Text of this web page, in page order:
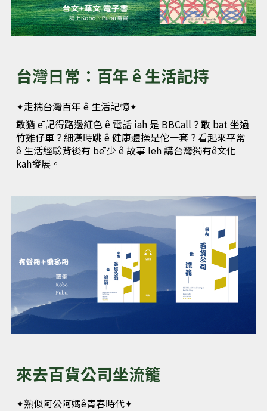
台灣日常：百年 ê 生活記持
✦走揣台灣百年 ê 生活記憶✦
敢猶 ē 記得路邊紅色 ê 電話 iah 是 BBCall？敢 bat 坐過
竹雞仔車？細漢時跳 ê 健康體操是佗一套？看起來平常
ê 生活經驗背後有 bē 少 ê 故事 leh 講台灣獨有ê文化
kah發展。
來去百貨公司坐流籠
✦熟似阿公阿媽ê青春時代✦